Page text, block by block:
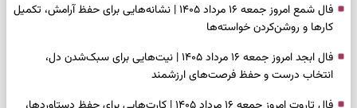
فال شمع امروز جمعه ۱۶ مرداد ۱۴۰۵ | نشانه‌هایی برای حفظ آرامش، تکمیل
کارها و روشن‌کردن خواسته‌ها
فال ابجد امروز جمعه ۱۶ مرداد ۱۴۰۵ | نیت‌هایی برای سبک‌شدن دل،
انتخاب درست و حفظ فرصت‌های ارزشمند